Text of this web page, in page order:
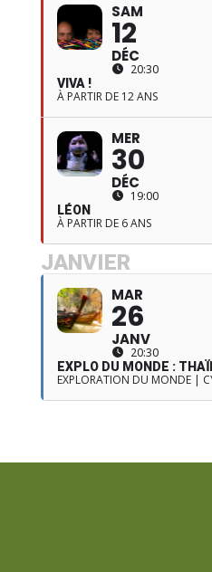
SAM
12
DÉC
20:30
VIVA !
À PARTIR DE 12 ANS
MER
30
DÉC
19:00
LÉON
À PARTIR DE 6 ANS
JANVIER
MAR
26
JANV
20:30
EXPLO DU MONDE :
EXPLORATION DU MONDE |